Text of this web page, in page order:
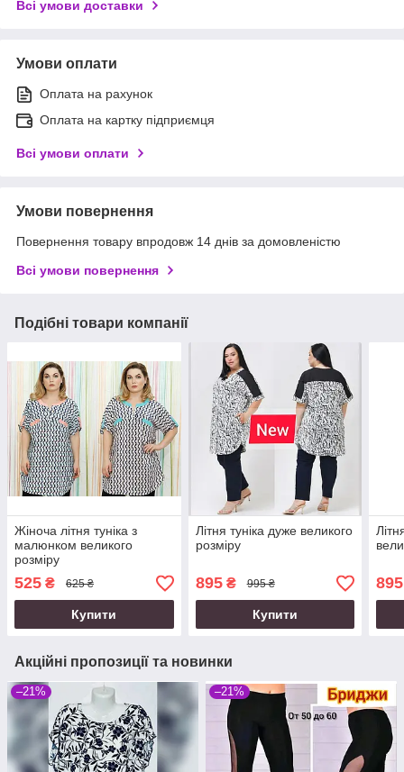
Всі умови доставки
Умови оплати
Оплата на рахунок
Оплата на картку підприємця
Всі умови оплати
Умови повернення
Повернення товару впродовж 14 днів за домовленістю
Всі умови повернення
Подібні товари компанії
Жіноча літня туніка з
малюнком великого
розміру
525 ₴ 625 ₴
Купити
Літня туніка дуже великого
розміру
895₴ 995 ₴
Купити
895
Акційні пропозиції та новинки
–21% –21%